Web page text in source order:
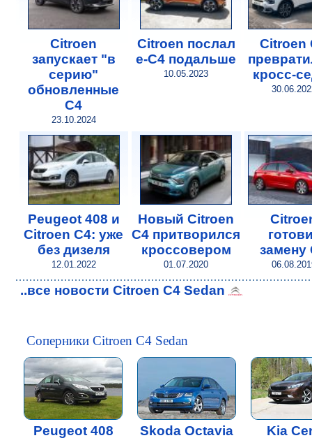
Citroen
запускает "в
серию"
обновленные
C4
23.10.2024
Citroen послал
e-C4 подальше
10.05.2023
Citroen
кросс-
Peugeot 408 и
Citroen C4: уже
без дизеля
12.01.2022
Новый Citroen
C4 притворился
кроссовером
01.07.2020
замену
..все новости Citroen C4 Sedan
Соперники Citroen C4 Sedan
Peugeot 408 Skoda Octavia Kia